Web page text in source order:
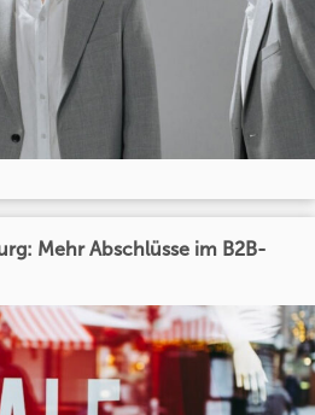
Mehr Abschlüsse im B2B-